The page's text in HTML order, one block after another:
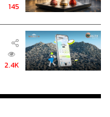
145
2.4K